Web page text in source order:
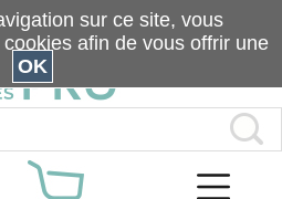
sur ce site, vous
afin de vous offrir une
OK